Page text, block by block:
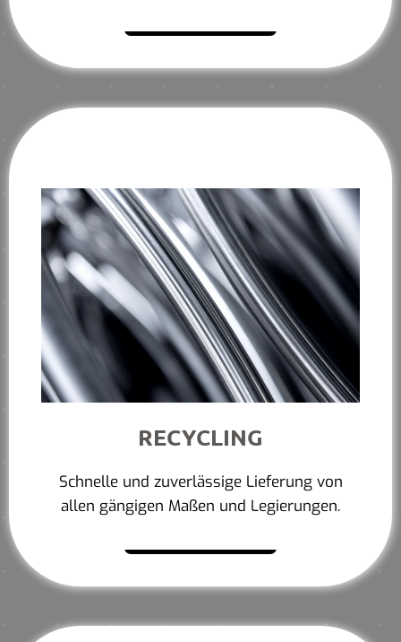
RECYCLING
Schnelle und zuverlässige Lieferung von
allen gängigen Maßen und Legierungen.